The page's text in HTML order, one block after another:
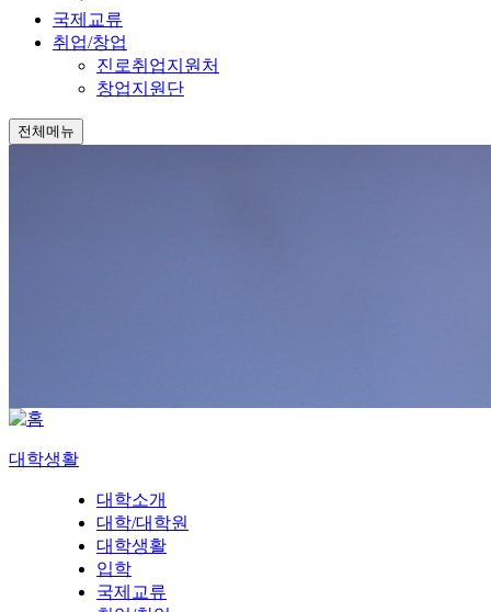
국제교류
취업/창업
진로취업지원처
창업지원단
전체메뉴
대학생활
대학소개
대학/대학원
대학생활
입학
국제교류